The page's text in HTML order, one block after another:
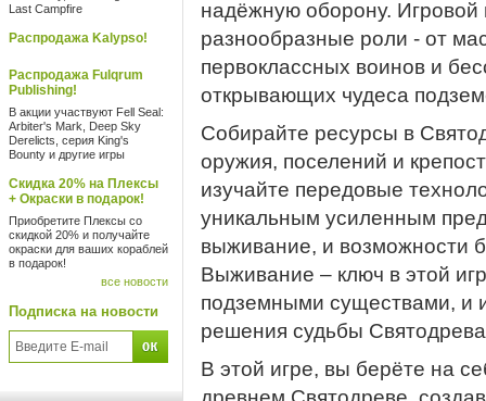
Last Campfire
Распродажа Kalypso!
Распродажа Fulqrum
Publishing!
В акции участвуют Fell Seal:
Arbiter's Mark, Deep Sky
Derelicts, серия King's
Bounty и другие игры
Скидка 20% на Плексы
+ Окраски в подарок!
Приобретите Плексы со
скидкой 20% и получайте
окраски для ваших кораблей
в подарок!
все новости
Подписка на новости
надёжную оборону. Игровой
разнообразные роли - от
первоклассных воинов и
открывающих чудеса
Собирайте ресурсы в
оружия, поселений и
изучайте передовые
уникальным усиленным
выживание, и возможности
Выживание – ключ в этой
подземными существами, и
решения судьбы
В этой игре, вы берёте на